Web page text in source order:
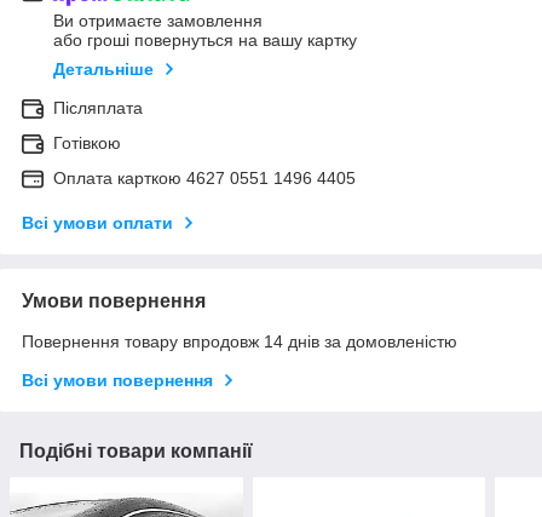
Ви отримаєте замовлення
або гроші повернуться на вашу картку
Детальніше
Післяплата
Готівкою
Оплата карткою 4627 0551 1496 4405
Всі умови оплати
Умови повернення
Повернення товару впродовж 14 днів за домовленістю
Всі умови повернення
Подібні товари компанії